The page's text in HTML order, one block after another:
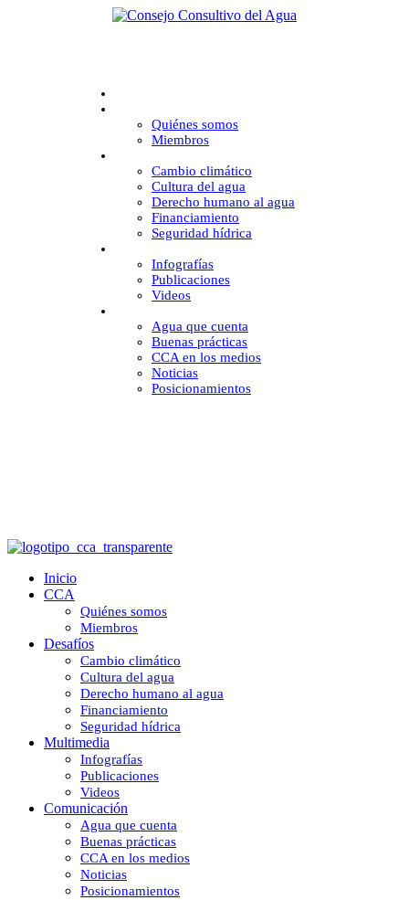
Quiénes somos
Miembros
Cambio climático
Cultura del agua
Derecho humano al agua
Financiamiento
Seguridad hídrica
Infografías
Publicaciones
Videos
Agua que cuenta
Buenas prácticas
CCA en los medios
Noticias
Posicionamientos
Inicio
CCA
Quiénes somos
Miembros
Desafíos
Cambio climático
Cultura del agua
Derecho humano al agua
Financiamiento
Seguridad hídrica
Multimedia
Infografías
Publicaciones
Videos
Comunicación
Agua que cuenta
Buenas prácticas
CCA en los medios
Noticias
Posicionamientos